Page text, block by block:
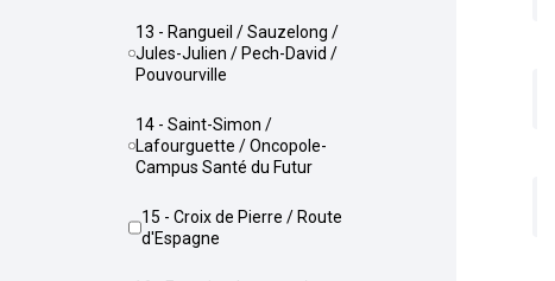
13 - Rangueil / Sauzelong /
Jules-Julien / Pech-David /
Pouvourville
14 - Saint-Simon /
Lafourguette / Oncopole-
Campus Santé du Futur
15 - Croix de Pierre / Route
d'Espagne